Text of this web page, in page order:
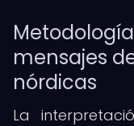
mensajes
nórdicas
La